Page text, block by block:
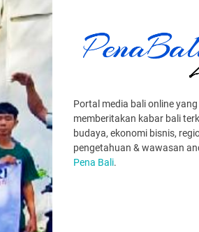
Portal media bali online
memberitakan kabar bali
budaya, ekonomi bisnis,
pengetahuan & wawasan
Pena Bali.